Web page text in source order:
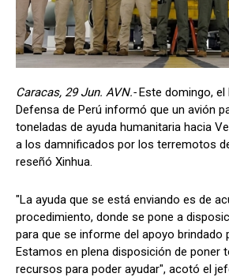
Caracas, 29 Jun. AVN.-Este domingo, el
Defensa de Perú informó que un avión
toneladas de ayuda humanitaria hacia
a los damnificados por los terremotos
reseñó Xinhua.
"La ayuda que se está enviando es de
procedimiento, donde se pone a
para que se informe del apoyo brindado
Estamos en plena disposición de poner
recursos para poder ayudar", acotó el